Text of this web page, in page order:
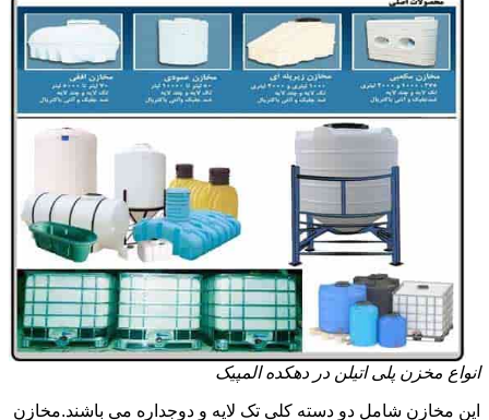
انواع مخزن پلی اتیلن در دهکده المپیک
این مخازن شامل دو دسته کلی تک لایه و دوجداره می باشند.مخازن